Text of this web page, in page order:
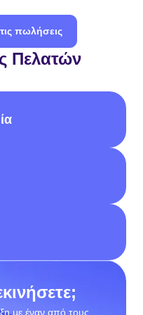
πωλήσεις
Πελατών
με έναν από τους